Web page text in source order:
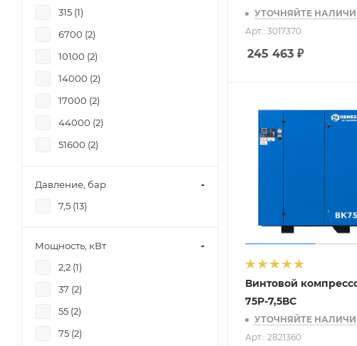
УТОЧНЯЙТЕ
Арт.: 3017370
245 463 ₽
Винтовой
75Р-7,5ВС
УТОЧНЯЙТЕ
Арт.: 2821360
315 (1)
6700 (2)
10100 (2)
14000 (2)
17000 (2)
44000 (2)
51600 (2)
Давление, бар
7,5 (13)
Мощность, кВт
2,2 (1)
37 (2)
55 (2)
75 (2)